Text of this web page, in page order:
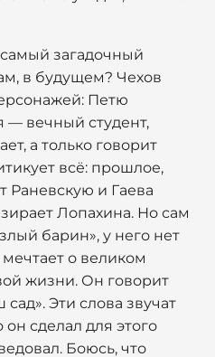
загадочный
в будущем? Чехов
Петю
вечный студент,
а только говорит
всё: прошлое,
Раневскую и Гаева
Лопахина. Но сам
барин», у него нет
о великом
жизни. Он говорит
Эти слова звучат
сделал для этого
Боюсь, что